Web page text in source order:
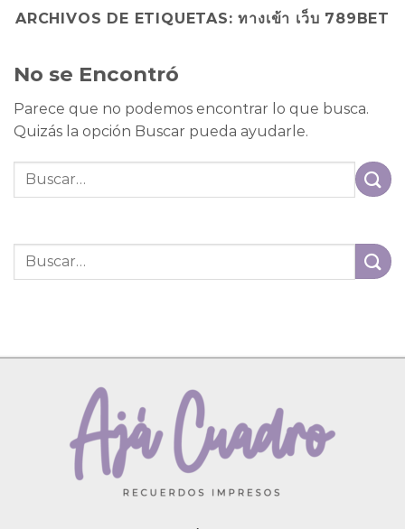
ARCHIVOS DE ETIQUETAS:ทางเข้า เว็บ 789BET
No se Encontró
Parece que no podemos encontrar lo que busca.
Quizás la opción Buscar pueda ayudarle.